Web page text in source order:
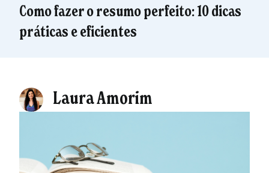
Como fazer o resumo perfeito: 10 dicas
práticas e eficientes
Laura Amorim